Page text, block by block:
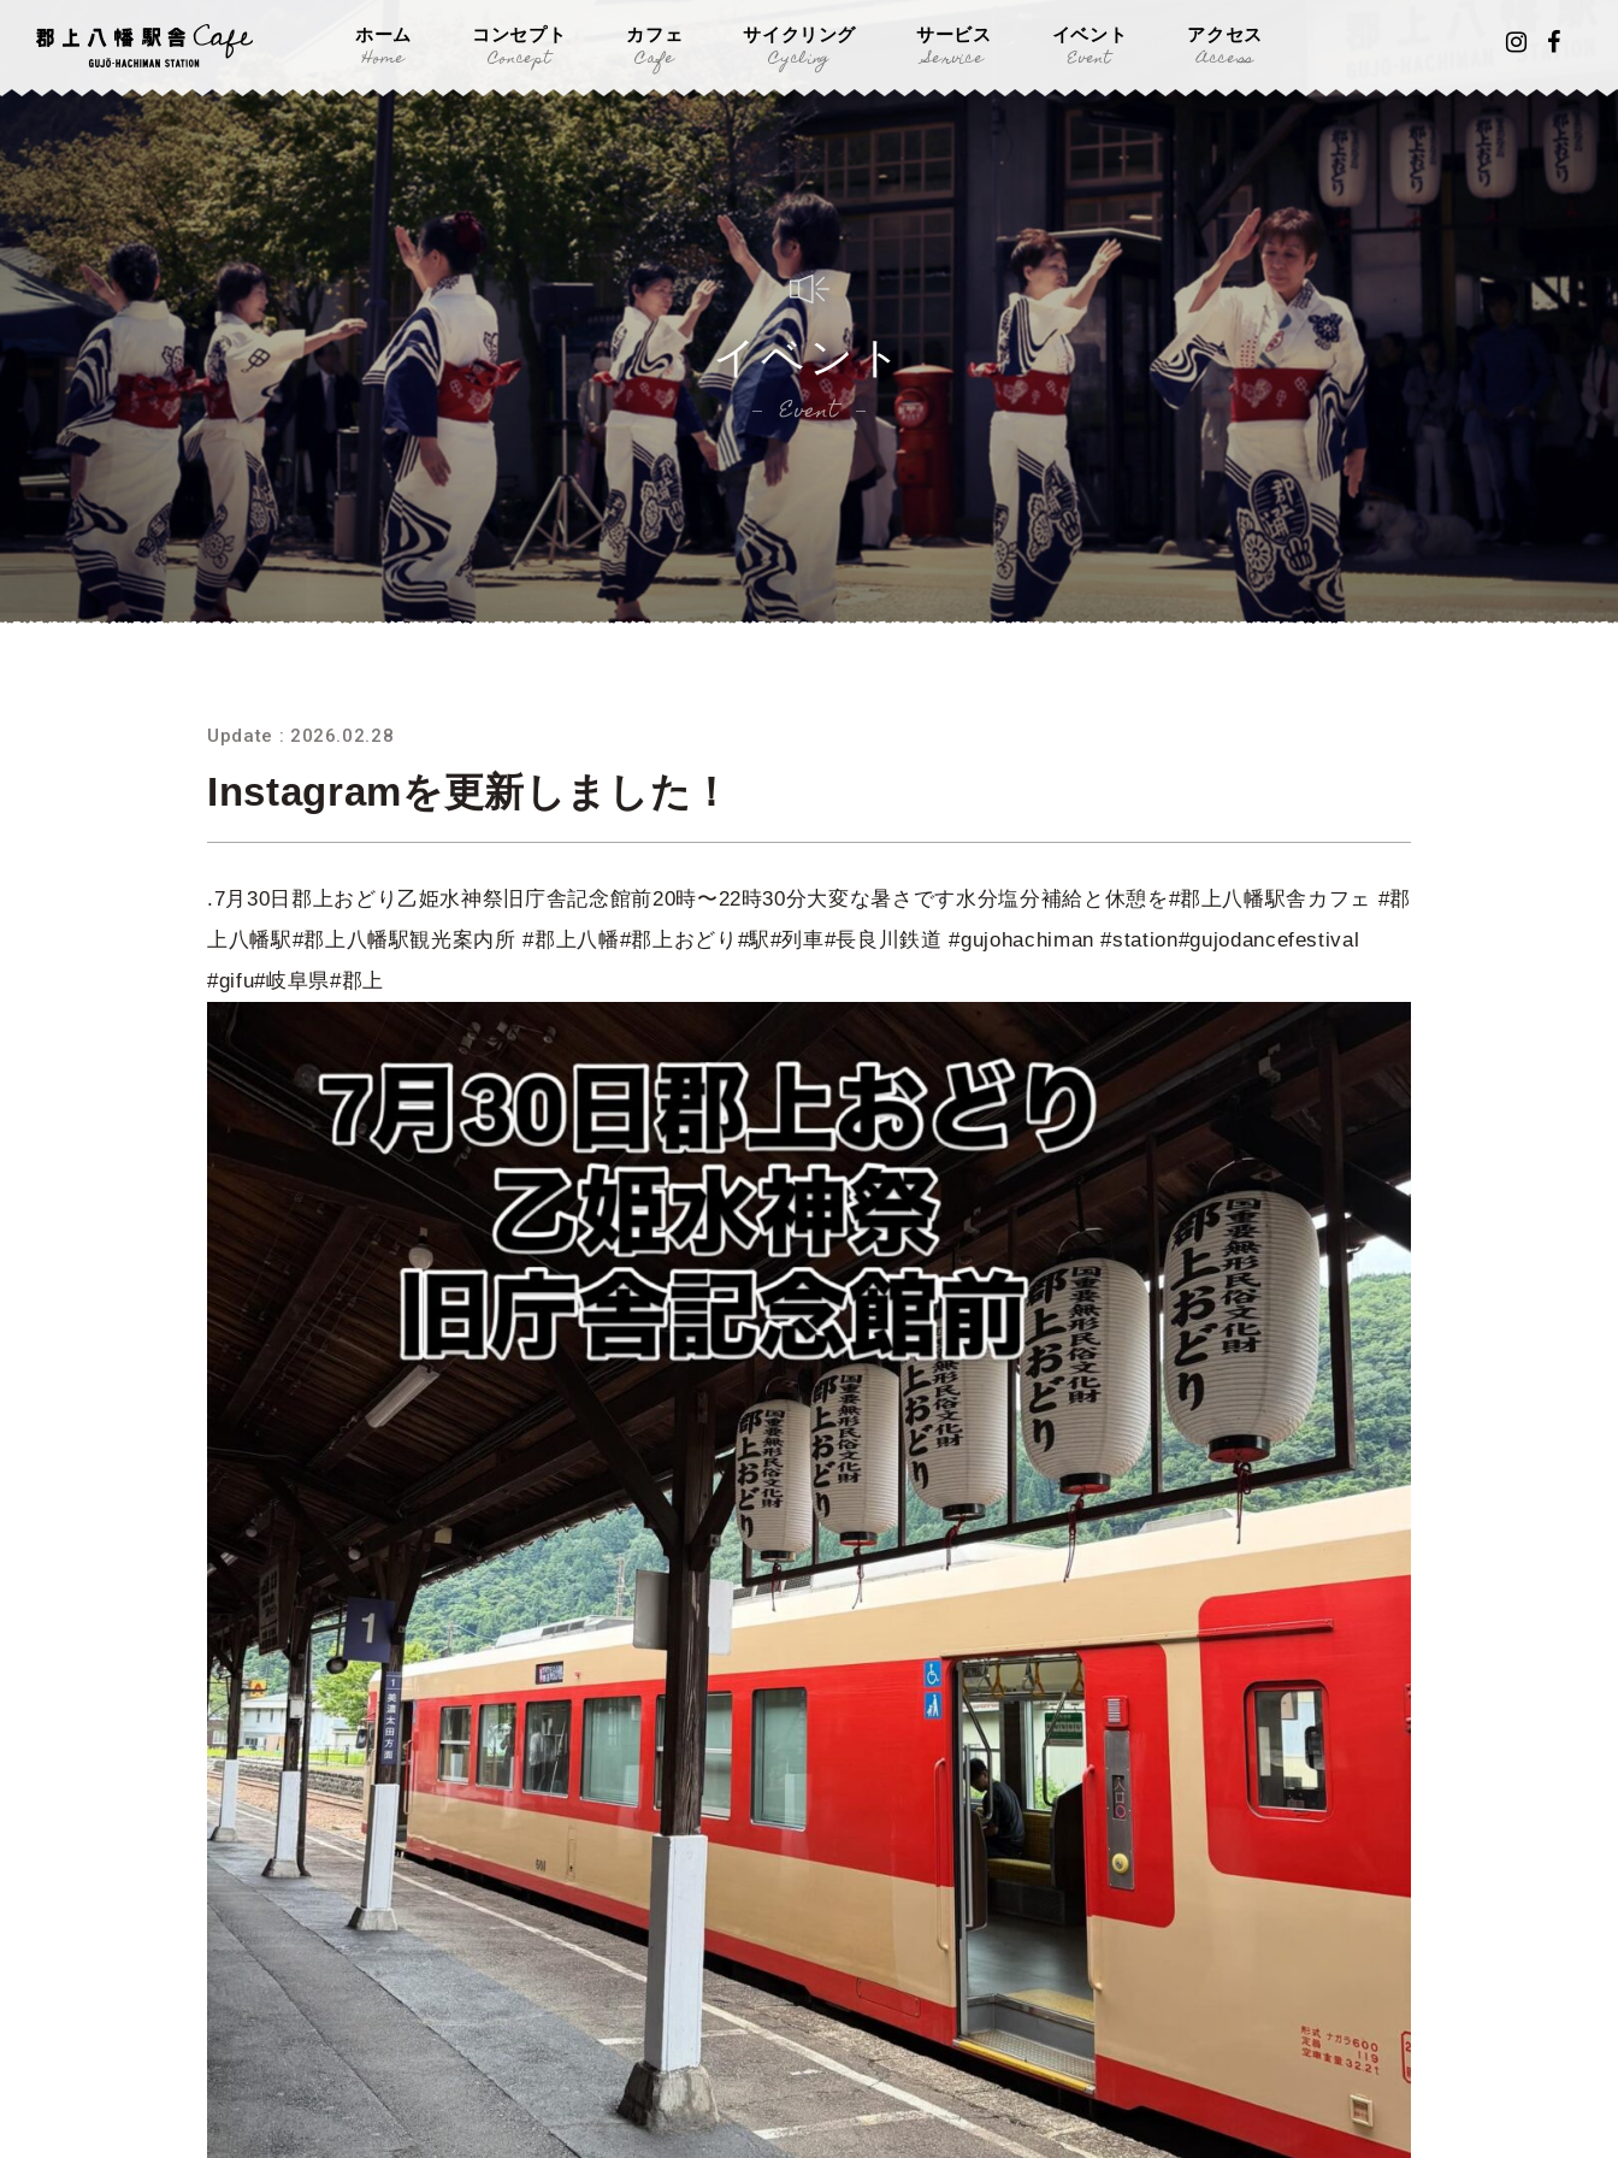
ホーム
Home
コンセプト
Concept
カフェ
Cafe
サイクリング
Cycling
サービス
Service
イベント
Event
アクセス
Access
イベント
Event
Update : 2026.02.28
Instagramを更新しました！
.7月30日郡上おどり乙姫水神祭旧庁舎記念館前20時〜22時30分大変な暑さです水分塩分補給と休憩を#郡上八幡駅舎カフェ #郡
上八幡駅#郡上八幡駅観光案内所 #郡上八幡#郡上おどり#駅#列車#長良川鉄道 #gujohachiman #station#gujodancefestival
#gifu#岐阜県#郡上